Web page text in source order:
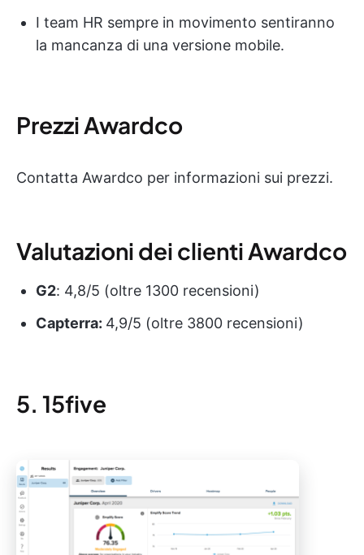
I team HR sempre in movimento sentiranno
la mancanza di una versione mobile.
Prezzi Awardco
Contatta Awardco per informazioni sui prezzi.
Valutazioni dei clienti Awardco
G2: 4,8/5 (oltre 1300 recensioni)
Capterra: 4,9/5 (oltre 3800 recensioni)
5. 15five